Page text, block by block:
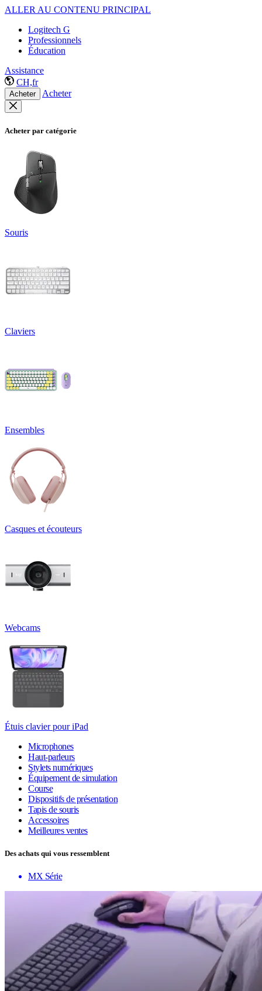
ALLER AU CONTENU PRINCIPAL
Logitech G
Professionnels
Éducation
Assistance
CH,fr
Acheter Acheter
Acheter par catégorie
Souris
Claviers
Ensembles
Casques et écouteurs
Webcams
Étuis clavier pour iPad
Microphones
Haut-parleurs
Stylets numériques
Équipement de simulation
Course
Dispositifs de présentation
Tapis de souris
Accessoires
Meilleures ventes
Des achats qui vous ressemblent
MX Série